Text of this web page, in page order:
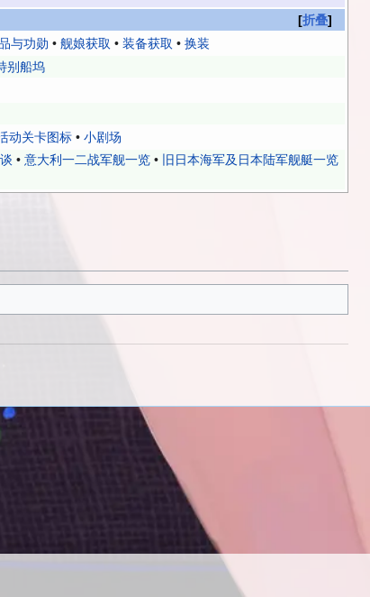
折叠
与功勋 • 舰娘获取 • 装备获取 • 换装
别船坞
动关卡图标• 小剧场
• 意大利一二战军舰一览• 旧日本海军及日本陆军舰艇一览